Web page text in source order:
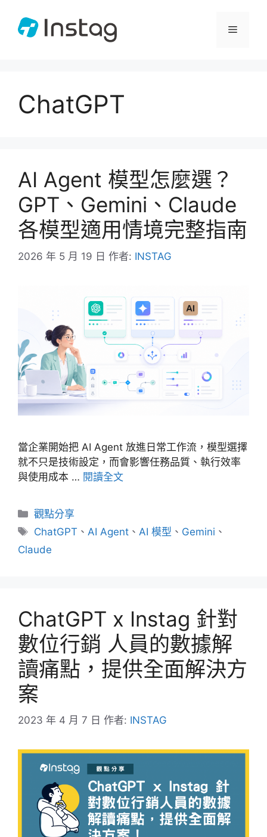
選
ChatGPT
AI Agent 模型怎麼選？
GPT、Gemini、Claude
各模型適用情境完整指南
2026 年 5 月 19 日 作者: INSTAG
當企業開始把 AI Agent 放進日常工作流，模型選擇
就不只是技術設定，而會影響任務品質、執行效率
與使用成本 … 閱讀全文
分
類
觀點分享
標
籤
ChatGPT 、 AI Agent 、 AI 模型 、 Gemini 、
Claude
ChatGPT x Instag 針對
數位行銷 人員的數據解
讀痛點，提供全面解決方
案
2023 年 4 月 7 日 作者: INSTAG